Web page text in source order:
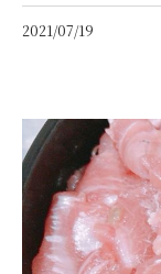
2021/07/19